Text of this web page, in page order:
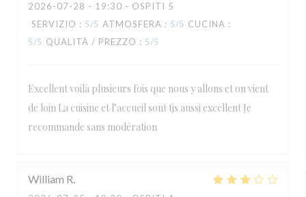
2026-07-28 - 19:30 - OSPITI 5
SERVIZIO : 5/5 ATMOSFERA : 5/5 CUCINA :
5/5 QUALITÀ / PREZZO : 5/5
Excellent voilà plusieurs fois que nous y allons et on vient
de loin La cuisine et l’accueil sont tjs aussi excellent Je
recommande sans modération
William R